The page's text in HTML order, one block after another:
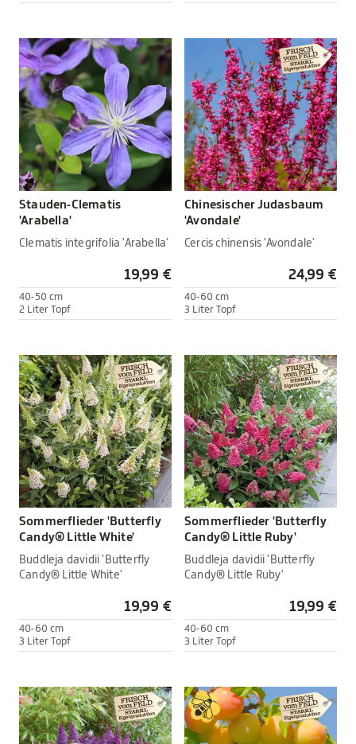
Stauden-Clematis
'Arabella'
Clematis integrifolia 'Arabella'
19,99 €
40-50 cm
2 Liter Topf
Chinesischer Judasbaum
'Avondale'
Cercis chinensis 'Avondale'
24,99 €
40-60 cm
3 Liter Topf
Sommerflieder 'Butterfly
Candy® Little White'
Buddleja davidii 'Butterfly
Candy® Little White'
19,99 €
40-60 cm
3 Liter Topf
Sommerflieder 'Butterfly
Candy® Little Ruby'
Buddleja davidii 'Butterfly
Candy® Little Ruby'
19,99 €
40-60 cm
3 Liter Topf